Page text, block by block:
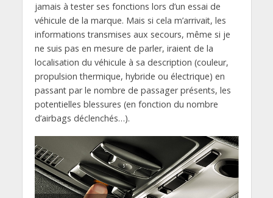
jamais à tester ses fonctions lors d’un essai de
véhicule de la marque. Mais si cela m’arrivait, les
informations transmises aux secours, même si je
ne suis pas en mesure de parler, iraient de la
localisation du véhicule à sa description (couleur,
propulsion thermique, hybride ou électrique) en
passant par le nombre de passager présents, les
potentielles blessures (en fonction du nombre
d’airbags déclenchés…).